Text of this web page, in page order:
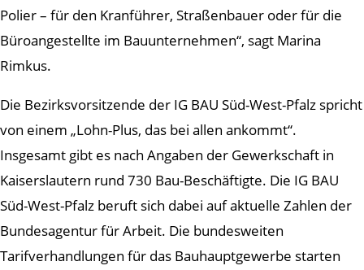
Polier – für den Kranführer, Straßenbauer oder für die
Büroangestellte im Bauunternehmen“, sagt Marina
Rimkus.
Die Bezirksvorsitzende der IG BAU Süd-West-Pfalz spricht
von einem „Lohn-Plus, das bei allen ankommt“.
Insgesamt gibt es nach Angaben der Gewerkschaft in
Kaiserslautern rund 730 Bau-Beschäftigte. Die IG BAU
Süd-West-Pfalz beruft sich dabei auf aktuelle Zahlen der
Bundesagentur für Arbeit. Die bundesweiten
Tarifverhandlungen für das Bauhauptgewerbe starten